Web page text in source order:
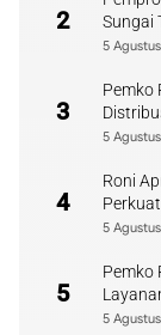
2
Sungai
5
3
Pemko
5
4
Roni
5
5
Pemko
5